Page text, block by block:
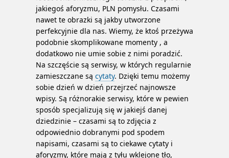
jakiegoś aforyzmu, PLN pomysłu. Czasami
nawet te obrazki są jakby utworzone
perfekcyjnie dla nas. Wiemy, że ktoś przeżywa
podobnie skomplikowane momenty , a
dodatkowo nie umie sobie z nimi poradzić.
Na szczęście są serwisy, w których regularnie
zamieszczane są cytaty. Dzięki temu możemy
sobie dzień w dzień przejrzeć najnowsze
wpisy. Są różnorakie serwisy, które w pewien
sposób specjalizują się w jakiejś danej
dziedzinie – czasami są to zdjęcia z
odpowiednio dobranymi pod spodem
napisami, czasami są to ciekawe cytaty i
aforyzmy, które mają z tyłu wklejone tło,